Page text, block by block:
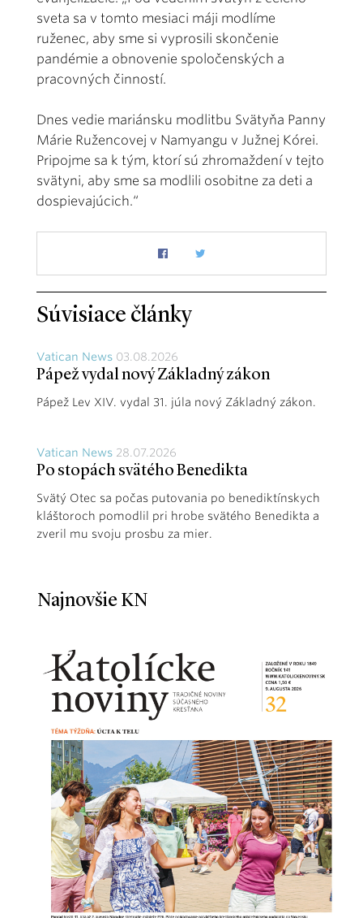
sveta sa v tomto mesiaci máji modlíme
ruženec, aby sme si vyprosili skončenie
pandémie a obnovenie spoločenských a
pracovných činností.
Dnes vedie mariánsku modlitbu Svätyňa Panny
Márie Ružencovej v Namyangu v Južnej Kórei.
Pripojme sa k tým, ktorí sú zhromaždení v tejto
svätyni, aby sme sa modlili osobitne za deti a
dospievajúcich.“
Súvisiace články
Vatican News 03.08.2026
Pápež vydal nový Základný zákon
Pápež Lev XIV. vydal 31. júla nový Základný zákon.
Vatican News 28.07.2026
Po stopách svätého Benedikta
Svätý Otec sa počas putovania po benediktínskych
kláštoroch pomodlil pri hrobe svätého Benedikta a
zveril mu svoju prosbu za mier.
Najnovšie KN